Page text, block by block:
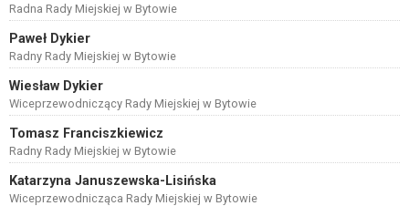
Radna Rady Miejskiej w Bytowie
Paweł Dykier
Radny Rady Miejskiej w Bytowie
Wiesław Dykier
Wiceprzewodniczący Rady Miejskiej w Bytowie
Tomasz Franciszkiewicz
Radny Rady Miejskiej w Bytowie
Katarzyna Januszewska-Lisińska
Wiceprzewodnicząca Rady Miejskiej w Bytowie